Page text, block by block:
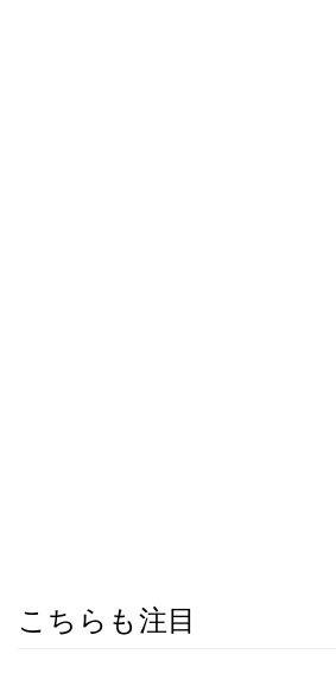
こちらも注目